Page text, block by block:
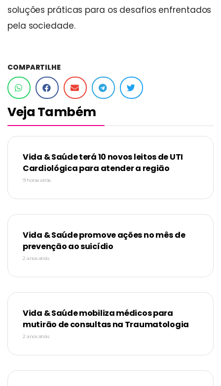
soluções práticas para os desafios enfrentados
pela sociedade.
COMPARTILHE
Veja Também
Vida & Saúde terá 10 novos leitos de UTI
Cardiológica para atender a região
9 horas atrás
Vida & Saúde promove ações no mês de
prevenção ao suicídio
2 anos atrás
Vida & Saúde mobiliza médicos para
mutirão de consultas na Traumatologia
2 anos atrás